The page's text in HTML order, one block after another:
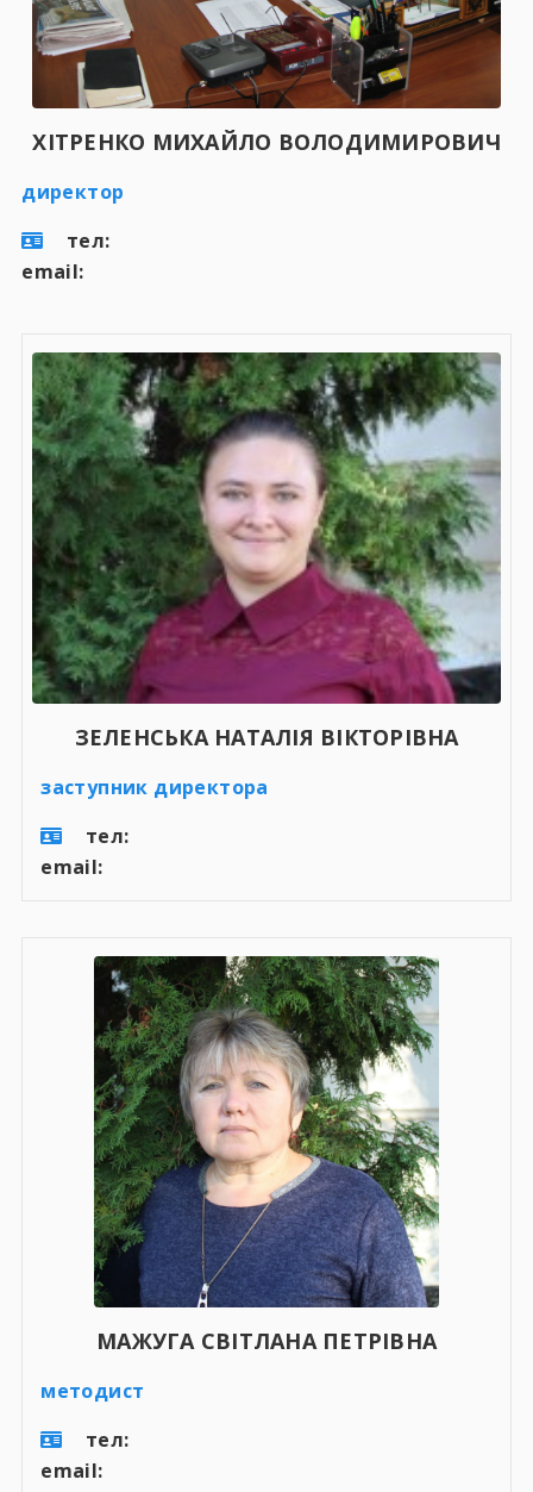
ХІТРЕНКО МИХАЙЛО ВОЛОДИМИРОВИЧ
директор
тел:
email:
ЗЕЛЕНСЬКА НАТАЛІЯ ВІКТОРІВНА
заступник директора
тел:
email:
МАЖУГА СВІТЛАНА ПЕТРІВНА
методист
тел:
email: